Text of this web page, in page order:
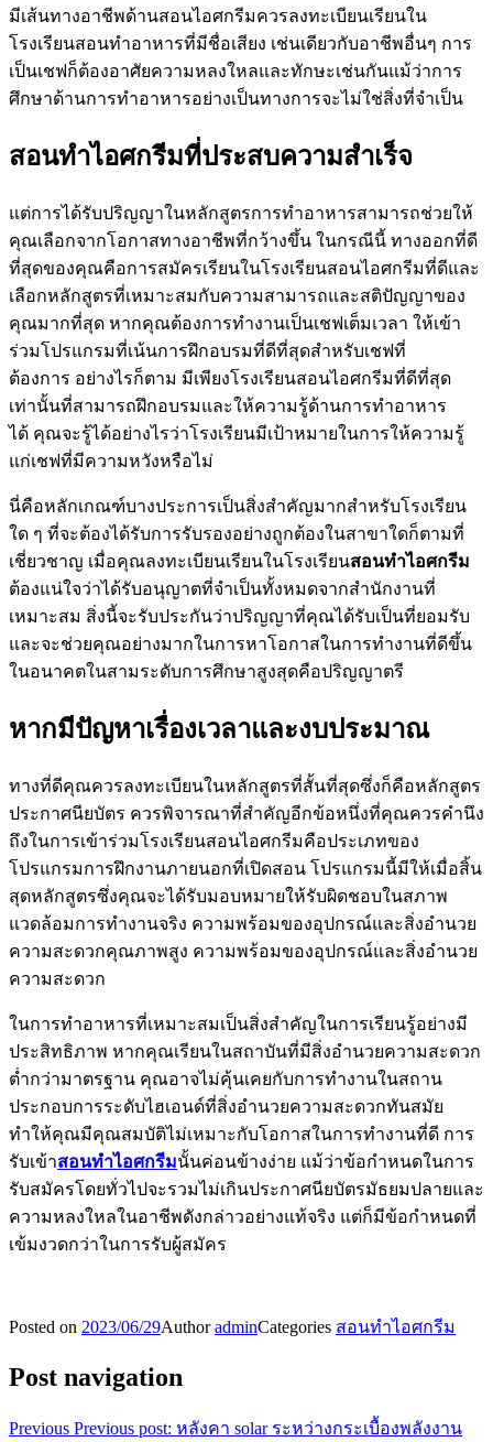
มีเส้นทางอาชีพด้านสอนไอศกรีมควรลงทะเบียนเรียนใน
โรงเรียนสอนทำอาหารที่มีชื่อเสียง เช่นเดียวกับอาชีพอื่นๆ การ
เป็นเชฟก็ต้องอาศัยความหลงใหลและทักษะเช่นกันแม้ว่าการ
ศึกษาด้านการทำอาหารอย่างเป็นทางการจะไม่ใช่สิ่งที่จำเป็น
สอนทำไอศกรีมที่ประสบความสำเร็จ
แต่การได้รับปริญญาในหลักสูตรการทำอาหารสามารถช่วยให้
คุณเลือกจากโอกาสทางอาชีพที่กว้างขึ้น ในกรณีนี้ ทางออกที่ดี
ที่สุดของคุณคือการสมัครเรียนในโรงเรียนสอนไอศกรีมที่ดีและ
เลือกหลักสูตรที่เหมาะสมกับความสามารถและสติปัญญาของ
คุณมากที่สุด หากคุณต้องการทำงานเป็นเชฟเต็มเวลา ให้เข้า
ร่วมโปรแกรมที่เน้นการฝึกอบรมที่ดีที่สุดสำหรับเชฟที่
ต้องการ อย่างไรก็ตาม มีเพียงโรงเรียนสอนไอศกรีมที่ดีที่สุด
เท่านั้นที่สามารถฝึกอบรมและให้ความรู้ด้านการทำอาหาร
ได้ คุณจะรู้ได้อย่างไรว่าโรงเรียนมีเป้าหมายในการให้ความรู้
แก่เชฟที่มีความหวังหรือไม่
นี่คือหลักเกณฑ์บางประการเป็นสิ่งสำคัญมากสำหรับโรงเรียน
ใด ๆ ที่จะต้องได้รับการรับรองอย่างถูกต้องในสาขาใดก็ตามที่
เชี่ยวชาญ เมื่อคุณลงทะเบียนเรียนในโรงเรียนสอนทำไอศกรีม
ต้องแน่ใจว่าได้รับอนุญาตที่จำเป็นทั้งหมดจากสำนักงานที่
เหมาะสม สิ่งนี้จะรับประกันว่าปริญญาที่คุณได้รับเป็นที่ยอมรับ
และจะช่วยคุณอย่างมากในการหาโอกาสในการทำงานที่ดีขึ้น
ในอนาคตในสามระดับการศึกษาสูงสุดคือปริญญาตรี
หากมีปัญหาเรื่องเวลาและงบประมาณ
ทางที่ดีคุณควรลงทะเบียนในหลักสูตรที่สั้นที่สุดซึ่งก็คือหลักสูตร
ประกาศนียบัตร ควรพิจารณาที่สำคัญอีกข้อหนึ่งที่คุณควรคำนึง
ถึงในการเข้าร่วมโรงเรียนสอนไอศกรีมคือประเภทของ
โปรแกรมการฝึกงานภายนอกที่เปิดสอน โปรแกรมนี้มีให้เมื่อสิ้น
สุดหลักสูตรซึ่งคุณจะได้รับมอบหมายให้รับผิดชอบในสภาพ
แวดล้อมการทำงานจริง ความพร้อมของอุปกรณ์และสิ่งอำนวย
ความสะดวกคุณภาพสูง ความพร้อมของอุปกรณ์และสิ่งอำนวย
ความสะดวก
ในการทำอาหารที่เหมาะสมเป็นสิ่งสำคัญในการเรียนรู้อย่างมี
ประสิทธิภาพ หากคุณเรียนในสถาบันที่มีสิ่งอำนวยความสะดวก
ต่ำกว่ามาตรฐาน คุณอาจไม่คุ้นเคยกับการทำงานในสถาน
ประกอบการระดับไฮเอนด์ที่สิ่งอำนวยความสะดวกทันสมัย ​​
ทำให้คุณมีคุณสมบัติไม่เหมาะกับโอกาสในการทำงานที่ดี การ
รับเข้าสอนทำไอศกรีมนั้นค่อนข้างง่าย แม้ว่าข้อกำหนดในการ
รับสมัครโดยทั่วไปจะรวมไม่เกินประกาศนียบัตรมัธยมปลายและ
ความหลงใหลในอาชีพดังกล่าวอย่างแท้จริง แต่ก็มีข้อกำหนดที่
เข้มงวดกว่าในการรับผู้สมัคร
Posted on 2023/06/29AuthoradminCategories สอนทำไอศกรีม
Post navigation
Previous Previous post: หลังคา solar ระหว่างกระเบื้องพลังงาน